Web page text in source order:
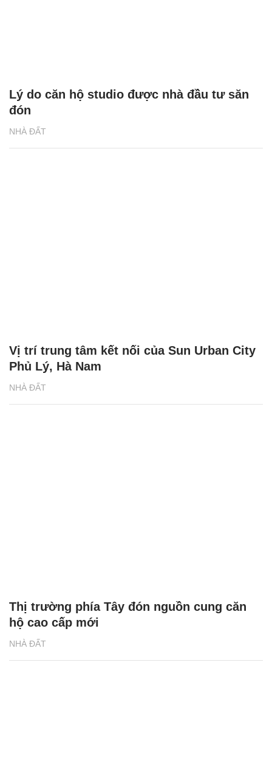
NHÀ ĐẤT
Lý do căn hộ studio được nhà đầu tư săn
đón
NHÀ ĐẤT
Vị trí trung tâm kết nối của Sun Urban City
Phủ Lý, Hà Nam
NHÀ ĐẤT
Thị trường phía Tây đón nguồn cung căn
hộ cao cấp mới